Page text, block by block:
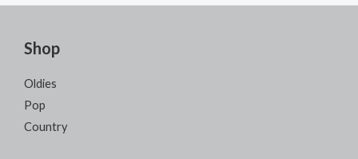
Shop
Oldies
Pop
Country